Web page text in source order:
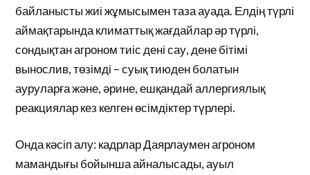
байланысты жиі жұмысымен таза ауада. Елдің түрлі
аймақтарында климаттық жағдайлар әр түрлі,
сондықтан агроном тиіс дені сау, дене бітімі
вынослив, төзімді – суық тиюден болатын
ауруларға және, әрине, ешқандай аллергиялық
реакциялар кез келген өсімдіктер түрлері.
Онда кәсіп алу: кадрлар Даярлаумен агроном
мамандығы бойынша айналысады, ауыл